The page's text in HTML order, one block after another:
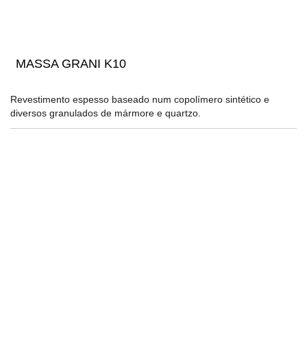
MASSA GRANI K10
Revestimento espesso baseado num copolímero sintético e
diversos granulados de mármore e quartzo.